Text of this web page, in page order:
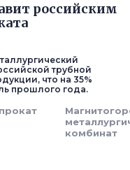
российским
трубной
что на 35%
прошлого года.
прокат
комбинат